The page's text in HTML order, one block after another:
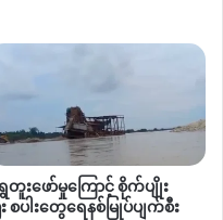
တူးဖော်မှုကြောင့် စိုက်ပျိုး
း စပါးတွေရေနစ်မြုပ်ပျက်စီး